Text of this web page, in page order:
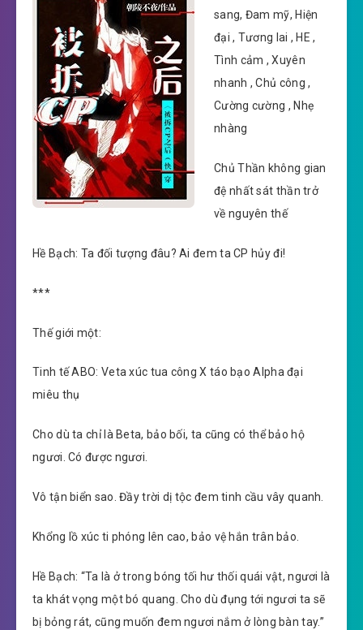
sang, Đam mỹ, Hiện
đại , Tương lai , HE ,
Tình cảm , Xuyên
nhanh , Chủ công ,
Cường cường , Nhẹ
nhàng
Chủ Thần không gian
đệ nhất sát thần trở
về nguyên thế
Hề Bạch: Ta đối tượng đâu? Ai đem ta CP hủy đi!
***
Thế giới một:
Tinh tế ABO: Veta xúc tua công X táo bạo Alpha đại
miêu thụ
Cho dù ta chỉ là Beta, bảo bối, ta cũng có thể bảo hộ
ngươi. Có được ngươi.
Vô tận biển sao. Đầy trời dị tộc đem tinh cầu vây quanh.
Khổng lồ xúc ti phóng lên cao, bảo vệ hắn trân bảo.
Hề Bạch: “Ta là ở trong bóng tối hư thối quái vật, ngươi là
ta khát vọng một bó quang. Cho dù đụng tới ngươi ta sẽ
bị bỏng rát, cũng muốn đem ngươi nắm ở lòng bàn tay.”